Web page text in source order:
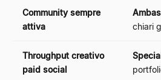
Community sempre
attiva
chiari
Throughput creativo
paid social